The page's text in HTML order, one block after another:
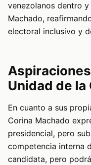
venezolanos dentro
Machado,
electoral inclusivo y
Unidad de la
En cuanto a sus
Corina Machado
presidencial, pero
competencia interna
candidata, pero